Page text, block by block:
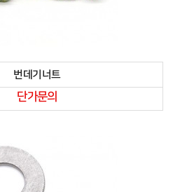
번데기너트
단가문의